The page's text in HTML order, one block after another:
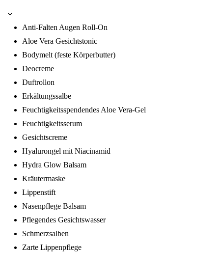
Anti-Falten Augen Roll-On
Aloe Vera Gesichtstonic
Bodymelt (feste Körperbutter)
Deocreme
Duftrollon
Erkältungssalbe
Feuchtigkeitsspendendes Aloe Vera-Gel
Feuchtigkeitsserum
Gesichtscreme
Hyalurongel mit Niacinamid
Hydra Glow Balsam
Kräutermaske
Lippenstift
Nasenpflege Balsam
Pflegendes Gesichtswasser
Schmerzsalben
Zarte Lippenpflege